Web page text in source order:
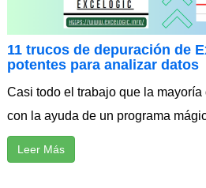
11 trucos de depuración de
potentes para analizar datos
Casi todo el trabajo que la
con la ayuda de un programa
Leer Más